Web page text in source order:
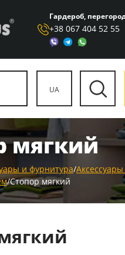
Гардероб,
+38 067 404 52 55
UA
мягкий
и фурнитура/Аксессуары
/Стопор мягкий